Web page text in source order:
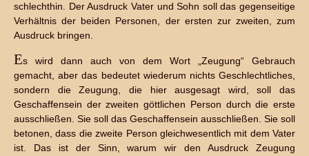
schlechthin. Der Ausdruck Vater und Sohn soll das gegenseitige
Verhältnis der beiden Personen, der ersten zur zweiten, zum
Ausdruck bringen.
Es wird dann auch von dem Wort „Zeugung“ Gebrauch
gemacht, aber das bedeutet wiederum nichts Geschlechtliches,
sondern die Zeugung, die hier ausgesagt wird, soll das
Geschaffensein der zweiten göttlichen Person durch die erste
ausschließen. Sie soll das Geschaffensein ausschließen. Sie soll
betonen, dass die zweite Person gleichwesentlich mit dem Vater
ist. Das ist der Sinn, warum wir den Ausdruck Zeugung